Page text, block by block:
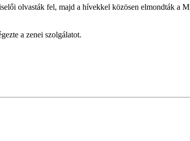
olvasták fel, majd a hívekkel közösen elmondták a
a zenei szolgálatot.